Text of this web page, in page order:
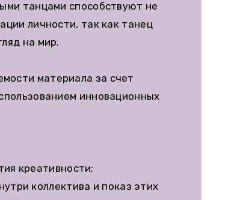
танцами способствуют не
личности, так как танец
на мир.
материала за счет
инновационных
креативности;
коллектива и показ этих